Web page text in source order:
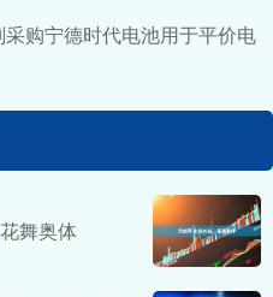
购宁德时代电池用于平价电
舞奥体